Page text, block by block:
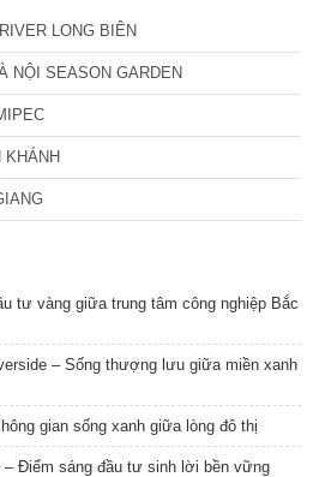
LONG BIÊN
NỘI SEASON GARDEN
KHÁNH
tư vàng giữa trung tâm công nghiệp Bắc
– Sống thượng lưu giữa miền xanh
gian sống xanh giữa lòng đô thị
– Điểm sáng đầu tư sinh lời bền vững